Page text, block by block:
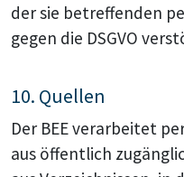
der sie betreffenden
gegen die DSGVO
10. Quellen
Der BEE verarbeitet
aus öffentlich